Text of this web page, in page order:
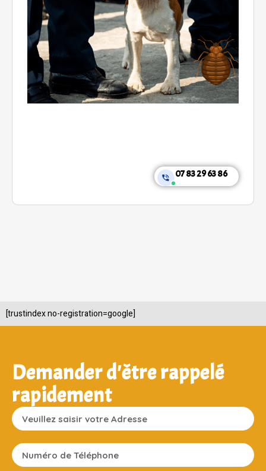
07 83 29 63 86
[trustindex no-registration=google]
Demander d'être rappelé
rapidement